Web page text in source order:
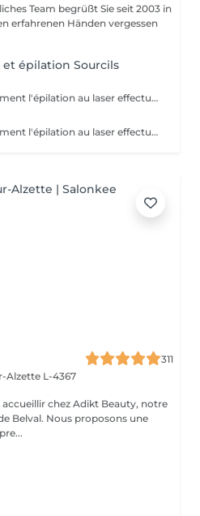
Team begrüßt Sie seit 2003 in
erfahrenen Händen vergessen
et épilation Sourcils
Nous vous proposons également l'épilation au laser effectué par une infirmière.
Nous vous proposons également l'épilation au laser effectué par une infirmière.
311
Alzette L-4367
chez Adikt Beauty, notre
une